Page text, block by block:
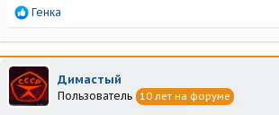
Р
а
к
ц
и
и
Генка
Димастый
Пользователь 10 лет на форуме